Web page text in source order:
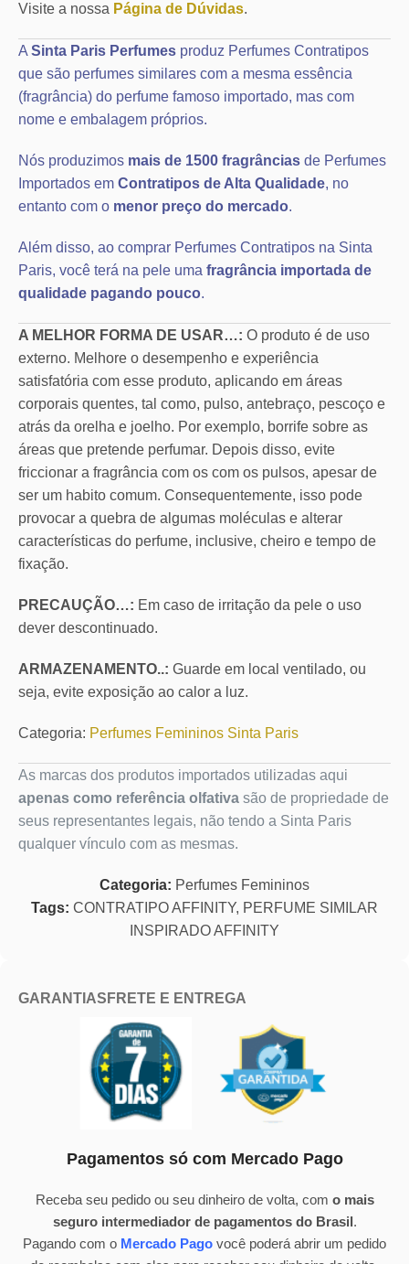
Visite a nossa Página de Dúvidas.
A Sinta Paris Perfumes produz Perfumes Contratipos
que são perfumes similares com a mesma essência
(fragrância) do perfume famoso importado, mas com
nome e embalagem próprios.
Nós produzimos mais de 1500 fragrâncias de Perfumes
Importados em Contratipos de Alta Qualidade, no
entanto com o menor preço do mercado.
Além disso, ao comprar Perfumes Contratipos na Sinta
Paris, você terá na pele uma fragrância importada de
qualidade pagando pouco.
A MELHOR FORMA DE USAR…: O produto é de uso
externo. Melhore o desempenho e experiência
satisfatória com esse produto, aplicando em áreas
corporais quentes, tal como, pulso, antebraço, pescoço e
atrás da orelha e joelho. Por exemplo, borrife sobre as
áreas que pretende perfumar. Depois disso, evite
friccionar a fragrância com os com os pulsos, apesar de
ser um habito comum. Consequentemente, isso pode
provocar a quebra de algumas moléculas e alterar
características do perfume, inclusive, cheiro e tempo de
fixação.
PRECAUÇÃO…: Em caso de irritação da pele o uso
dever descontinuado.
ARMAZENAMENTO..: Guarde em local ventilado, ou
seja, evite exposição ao calor a luz.
Categoria: Perfumes Femininos Sinta Paris
As marcas dos produtos importados utilizadas aqui
apenas como referência olfativa são de propriedade de
seus representantes legais, não tendo a Sinta Paris
qualquer vínculo com as mesmas.
Categoria: Perfumes Femininos
Tags: CONTRATIPO AFFINITY, PERFUME SIMILAR
INSPIRADO AFFINITY
GARANTIAS FRETE E ENTREGA
Pagamentos só com Mercado Pago
Receba seu pedido ou seu dinheiro de volta, com o mais
seguro intermediador de pagamentos do Brasil.
Pagando com o Mercado Pago você poderá abrir um pedido